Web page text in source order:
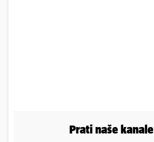
Prati naše kanale